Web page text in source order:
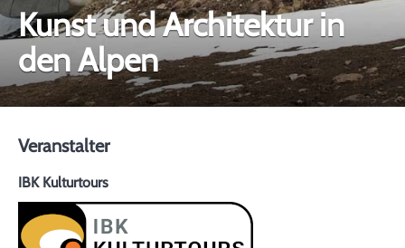
Kunst und Architektur in
den Alpen
Veranstalter
IBK Kulturtours